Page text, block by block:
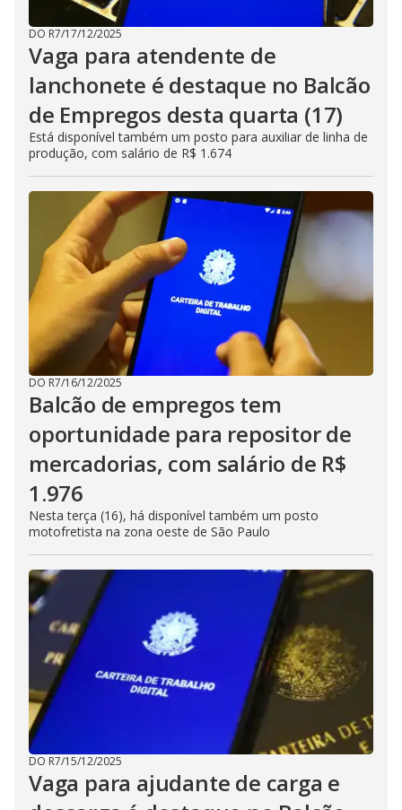
DO R7/17/12/2025
Vaga para atendente de
lanchonete é destaque no Balcão
de Empregos desta quarta (17)
Está disponível também um posto para auxiliar de linha de
produção, com salário de R$ 1.674
DO R7/16/12/2025
Balcão de empregos tem
oportunidade para repositor de
mercadorias, com salário de R$
1.976
Nesta terça (16), há disponível também um posto
motofretista na zona oeste de São Paulo
DO R7/15/12/2025
Vaga para ajudante de carga e